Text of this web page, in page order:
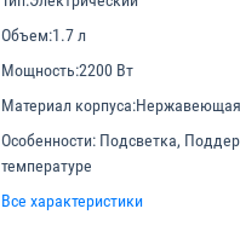
Объем:1.7 л
Мощность:2200 Вт
Материал корпуса:Нержавеющая
Особенности:Подсветка,
температуре
Все характеристики